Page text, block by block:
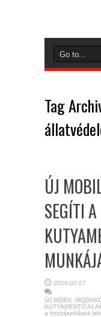
Tag
ÚJ
SEGÍTI
2026-07-27
ÚJ MOBIL
KUTYAMENTŐ
a hozzászólások